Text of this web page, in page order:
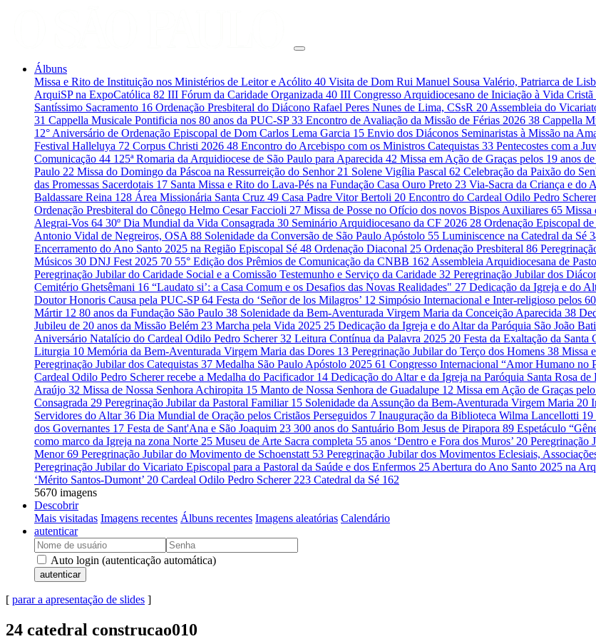
Álbuns
Missa e Rito de Instituição nos Ministérios de Leitor e Acólito 40 Visita de Dom Rui Manuel Sousa Valério, Patriarca de
ArquiSP na ExpoCatólica 82 III Fórum da Caridade Organizada 40 III Congresso Arquidiocesano de Iniciação à Vida Cristã
Santíssimo Sacramento 16 Ordenação Presbiteral do Diácono Rafael Peres Nunes de Lima, CSsR 20 Assembleia do
31 Cappella Musicale Pontificia nos 80 anos da PUC-SP33 Encontro de Avaliação da Missão de Férias 2026 38 Cappella
12° Aniversário de Ordenação Episcopal de Dom Carlos Lema Garcia 15 Envio dos Diáconos Seminaristas à Missão na
Festival Halleluya 72 Corpus Christi 2026 48 Encontro do Arcebispo com os Ministros Catequistas 33 Pentecostes com a
Comunicação 44 125ª Romaria da Arquidiocese de São Paulo para Aparecida 42 Missa em Ação de Graças pelos 19 anos
Paulo 22 Missa do Domingo da Páscoa na Ressurreição do Senhor 21 Solene Vigília Pascal 62 Celebração da Paixão do
das Promessas Sacerdotais 17 Santa Missa e Rito do Lava-Pés na Fundação Casa Ouro Preto 23 Via-Sacra da Criança e do
Baldassare Reina 128 Área Missionária Santa Cruz 49 Casa Padre Vitor Bertoli 20 Encontro do Cardeal Odilo Pedro
Ordenação Presbiteral do Cônego Helmo Cesar Faccioli 27 Missa de Posse no Ofício dos novos Bispos Auxiliares 65 Missa
Alegrai-Vos 64 30º Dia Mundial da Vida Consagrada 30 Seminário Arquidiocesano da CF 2026 28 Ordenação Episcopal
Antonio Vidal de Negreiros, OSA 88 Solenidade da Conversão de São Paulo Apóstolo 55 Luminiscence na Catedral da Sé
Encerramento do Ano Santo 2025 na Região Episcopal Sé 48 Ordenação Diaconal 25 Ordenação Presbiteral 86
Músicos 30 DNJ Fest 2025 70 55° Edição dos Prêmios de Comunicação da CNBB 162 Assembleia Arquidiocesana de
Peregrinação Jubilar do Caridade Social e a Comissão Testemunho e Serviço da Caridade 32 Peregrinação Jubilar dos
Cemitério Ghetsêmani 16 “Laudato si’: a Casa Comum e os Desafios das Novas Realidades" 27 Dedicação da Igreja e do
Doutor Honoris Causa pela PUC-SP64 Festa do ‘Señor de los Milagros’ 12 Simpósio Internacional e Inter-religioso pelos
Mártir 12 80 anos da Fundação São Paulo 38 Solenidade da Bem-Aventurada Virgem Maria da Conceição Aparecida 38
Jubileu de 20 anos da Missão Belém 23 Marcha pela Vida 2025 25 Dedicação da Igreja e do Altar da Paróquia São João
Aniversário Natalício do Cardeal Odilo Pedro Scherer32 Leitura Contínua da Palavra 2025 20 Festa da Exaltação da Santa
Liturgia 10 Memória da Bem-Aventurada Virgem Maria das Dores 13 Peregrinação Jubilar do Terço dos Homens 38 Missa
Peregrinação Jubilar dos Catequistas 37 Medalha São Paulo Apóstolo 2025 61 Congresso Internacional “Amor Humano no
Cardeal Odilo Pedro Scherer recebe a Medalha do Pacificador 14 Dedicação do Altar e da Igreja na Paróquia Santa Rosa de
Araújo 32 Missa de Nossa Senhora Achiropita 15 Manto de Nossa Senhora de Guadalupe 12 Missa em Ação de Graças
Consagrada 29 Peregrinação Jubilar da Pastoral Familiar 15 Solenidade da Assunção da Bem-Aventurada Virgem Maria 20
Servidores do Altar36 Dia Mundial de Oração pelos Cristãos Perseguidos 7 Inauguração da Biblioteca Wilma Lancellotti 19
dos Governantes 17 Festa de Sant'Ana e São Joaquim 23 300 anos do Santuário Bom Jesus de Pirapora 89 Espetáculo
como marco da Igreja na zona Norte 25 Museu de Arte Sacra completa 55 anos ‘Dentro e Fora dos Muros’ 20 Peregrinação
Menor69 Peregrinação Jubilar do Movimento de Schoenstatt 53 Peregrinação Jubilar dos Movimentos Eclesiais,
Peregrinação Jubilar do Vicariato Episcopal para a Pastoral da Saúde e dos Enfermos 25 Abertura do Ano Santo 2025 na
‘Mérito Santos-Dumont’ 20 Cardeal Odilo Pedro Scherer 223 Catedral da Sé 162
5670 imagens
Descobrir
Mais visitadas Imagens recentes Álbuns recentes Imagens aleatórias Calendário
autenticar
Auto login (autenticação automática)
autenticar
[ parar a apresentação de slides ]
24 catedral construcao010